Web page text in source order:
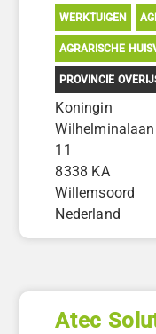
WERKTUIGEN
AGRARISCHE
PROVINCIE
Koningin
Wilhelminalaan
11
8338 KA
Willemsoord
Nederland
Atec